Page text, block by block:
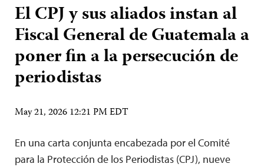
El CPJ y sus aliados instan al
Fiscal General de Guatemala a
poner fin a la persecución de
periodistas
May 21, 2026 12:21 PM EDT
En una carta conjunta encabezada por el Comité
para la Protección de los Periodistas (CPJ), nueve